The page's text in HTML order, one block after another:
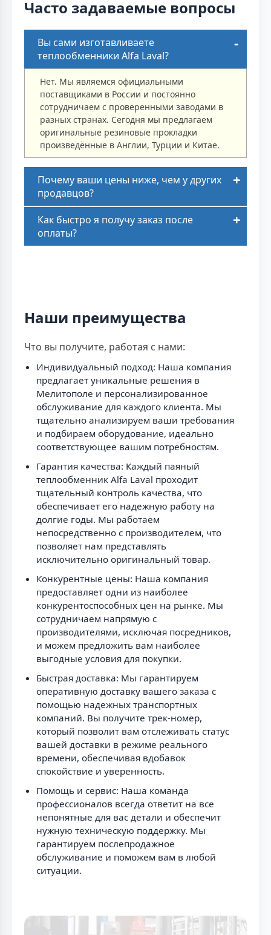
Часто задаваемые вопросы
Вы сами изготавливаете
теплообменники Alfa Laval?
Нет. Мы являемся официальными
поставщиками в России и постоянно
сотрудничаем с проверенными заводами в
разных странах. Сегодня мы предлагаем
оригинальные резиновые прокладки
произведённые в Англии, Турции и Китае.
Почему ваши цены ниже, чем у других
продавцов?
Как быстро я получу заказ после
оплаты?
Наши преимущества
Что вы получите, работая с нами:
Индивидуальный подход: Наша компания
предлагает уникальные решения в
Мелитополе и персонализированное
обслуживание для каждого клиента. Мы
тщательно анализируем ваши требования
и подбираем оборудование, идеально
соответствующее вашим потребностям.
Гарантия качества: Каждый паяный
теплообменник Alfa Laval проходит
тщательный контроль качества, что
обеспечивает его надежную работу на
долгие годы. Мы работаем
непосредственно с производителем, что
позволяет нам представлять
исключительно оригинальный товар.
Конкурентные цены: Наша компания
предоставляет одни из наиболее
конкурентоспособных цен на рынке. Мы
сотрудничаем напрямую с
производителями, исключая посредников,
и можем предложить вам наиболее
выгодные условия для покупки.
Быстрая доставка: Мы гарантируем
оперативную доставку вашего заказа с
помощью надежных транспортных
компаний. Вы получите трек-номер,
который позволит вам отслеживать статус
вашей доставки в режиме реального
времени, обеспечивая вдобавок
спокойствие и уверенность.
Помощь и сервис: Наша команда
профессионалов всегда ответит на все
непонятные для вас детали и обеспечит
нужную техническую поддержку. Мы
гарантируем послепродажное
обслуживание и поможем вам в любой
ситуации.